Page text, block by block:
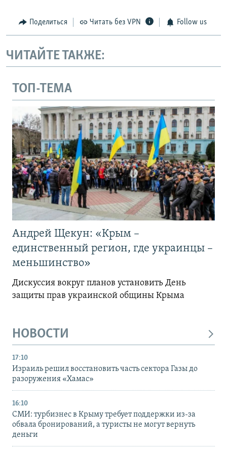
Поделиться Читать без VPN Follow us
ЧИТАЙТЕ ТАКЖЕ:
ТОП-ТЕМА
Андрей Щекун: «Крым –
единственный регион, где украинцы –
меньшинство»
Дискуссия вокруг планов установить День
защиты прав украинской общины Крыма
НОВОСТИ
17:10
Израиль решил восстановить часть сектора Газы до
разоружения «Хамас»
16:10
СМИ: турбизнес в Крыму требует поддержки из-за
обвала бронирований, а туристы не могут вернуть
деньги